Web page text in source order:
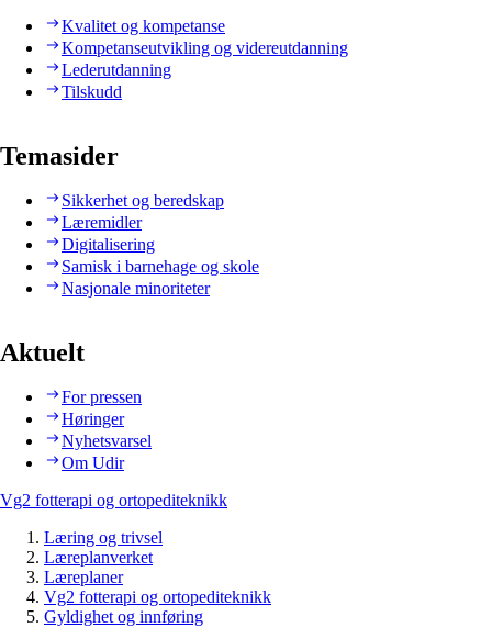
Kvalitet og kompetanse
Kompetanseutvikling og videreutdanning
Lederutdanning
Tilskudd
Temasider
Sikkerhet og beredskap
Læremidler
Digitalisering
Samisk i barnehage og skole
Nasjonale minoriteter
Aktuelt
For pressen
Høringer
Nyhetsvarsel
Om Udir
Vg2 fotterapi og ortopediteknikk
Læring og trivsel
Læreplanverket
Læreplaner
Vg2 fotterapi og ortopediteknikk
Gyldighet og innføring